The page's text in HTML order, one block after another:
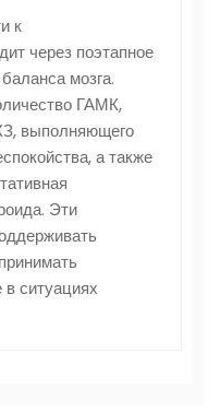
к
через поэтапное
мозга.
ГАМК,
выполняющего
а также
Эти
ситуациях